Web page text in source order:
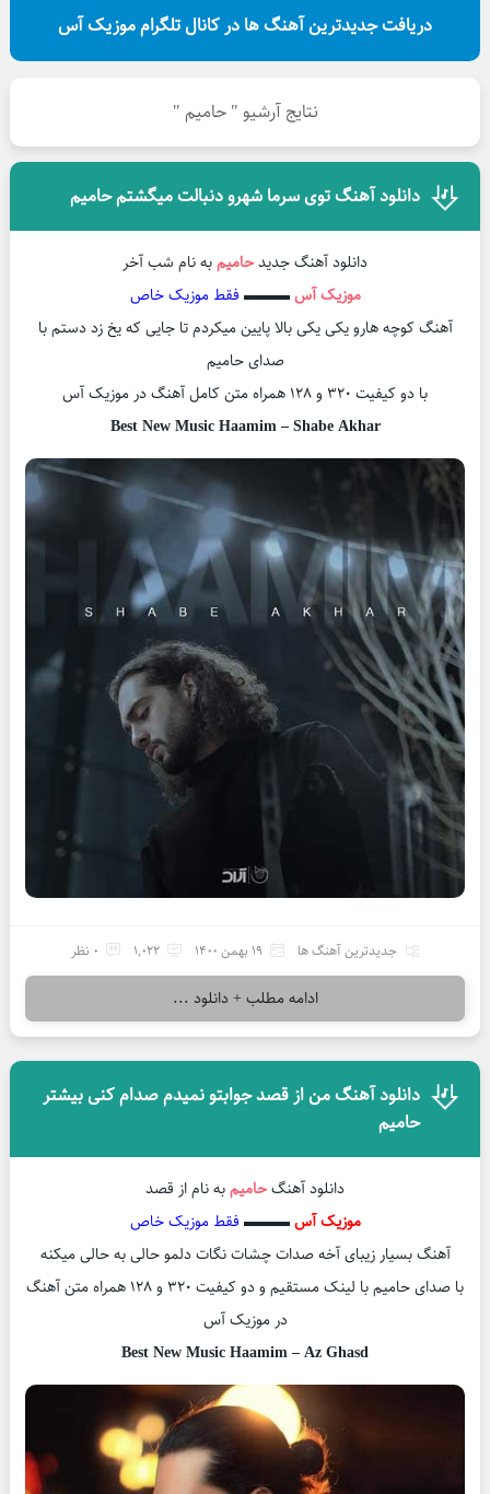
دریافت جدیدترین آهنگ ها در کانال تلگرام موزیک آس
نتایج آرشیو " حامیم "
دانلود آهنگ توی سرما شهرو دنبالت میگشتم حامیم
دانلود آهنگ جدیدحامیمبه نام شب آخر
موزیک آس▬▬▬ فقط موزیک خاص
آهنگ کوچه هارو یکی یکی بالا پایین میکردم تا جایی که یخ زد دستم با
صدای حامیم
با دو کیفیت ۳۲۰ و ۱۲۸ همراه متن کامل آهنگ در موزیک آس
Best New Music Haamim – Shabe Akhar
جدیدترین آهنگ ها 19 بهمن 1400 1,022 0 نظر
ادامه مطلب + دانلود ...
دانلود آهنگ من از قصد جوابتو نمیدم صدام کنی بیشتر
حامیم
دانلود آهنگحامیمبه نام از قصد
موزیک آس▬▬▬ فقط موزیک خاص
آهنگ بسیار زیبای آخه صدات چشات نگات دلمو حالی به حالی میکنه
با صدای حامیم با لینک مستقیم و دو کیفیت ۳۲۰ و ۱۲۸ همراه متن آهنگ
در موزیک آس
Best New Music Haamim – Az Ghasd